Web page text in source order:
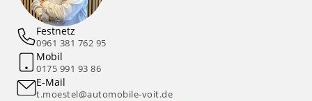
Festnetz
0961 381 762 95
Mobil
0175 991 93 86
E-Mail
t.moestel@automobile-voit.de